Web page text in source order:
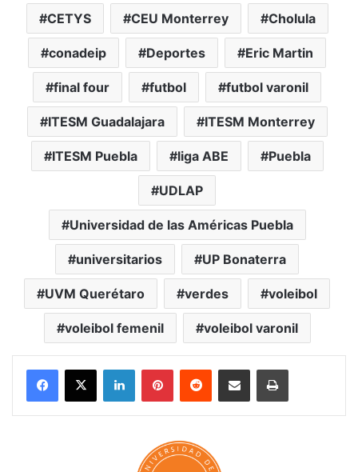
CETYS CEU Monterrey Cholula
conadeip Deportes Eric Martin
final four futbol futbol varonil
ITESM Guadalajara ITESM Monterrey
ITESM Puebla liga ABE Puebla
UDLAP
Universidad de las Américas Puebla
universitarios UP Bonaterra
UVM Querétaro verdes voleibol
voleibol femenil voleibol varonil
LinkedInPinterestReddit Share via Email Print